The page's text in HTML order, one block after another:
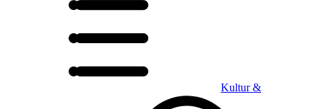
Kultur &